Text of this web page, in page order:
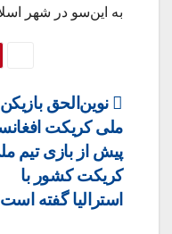
به این‌سو در شهر
Post
نوین‌الحق
ملی کریکت
پیش از بازی تیم
کریکت کشور با
استرالیا گفته